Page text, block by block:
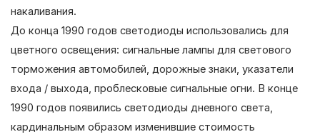
накаливания.
До конца 1990 годов светодиоды использовались для
цветного освещения: сигнальные лампы для светового
торможения автомобилей, дорожные знаки, указатели
входа / выхода, проблесковые сигнальные огни. В конце
1990 годов появились светодиоды дневного света,
кардинальным образом изменившие стоимость